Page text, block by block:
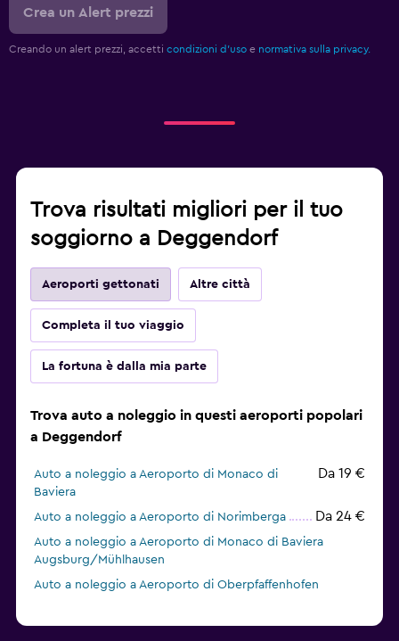
Crea un Alert prezzi
Creando un alert prezzi, accetti condizioni d'uso e normativa sulla privacy.
Trova risultati migliori per il tuo
soggiorno a Deggendorf
Aeroporti gettonati Altre città
Completa il tuo viaggio
La fortuna è dalla mia parte
Trova auto a noleggio in questi aeroporti popolari
a Deggendorf
Auto a noleggio a Aeroporto di Monaco di
Baviera
Da 19 €
Auto a noleggio a Aeroporto di Norimberga Da 24 €
Auto a noleggio a Aeroporto di Monaco di Baviera
Augsburg/Mühlhausen
Auto a noleggio a Aeroporto di Oberpfaffenhofen